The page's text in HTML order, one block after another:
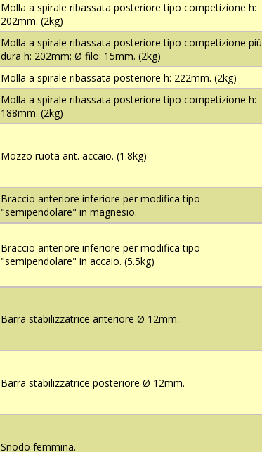
Molla a spirale ribassata posteriore tipo competizione h:
202mm. (2kg)
Molla a spirale ribassata posteriore tipo competizione più
dura h: 202mm; Ø filo: 15mm. (2kg)
Molla a spirale ribassata posteriore h: 222mm. (2kg)
Molla a spirale ribassata posteriore tipo competizione h:
188mm. (2kg)
Mozzo ruota ant. accaio. (1.8kg)
Braccio anteriore inferiore per modifica tipo
"semipendolare" in magnesio.
Braccio anteriore inferiore per modifica tipo
"semipendolare" in accaio. (5.5kg)
Barra stabilizzatrice anteriore Ø 12mm.
Barra stabilizzatrice posteriore Ø 12mm.
Snodo femmina.